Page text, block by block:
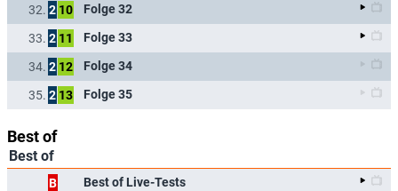
32. 2 10 Folge 32
33. 2 11 Folge 33
34. 2 12 Folge 34
35. 2 13 Folge 35
Best of
Best of
B Best of Live-Tests